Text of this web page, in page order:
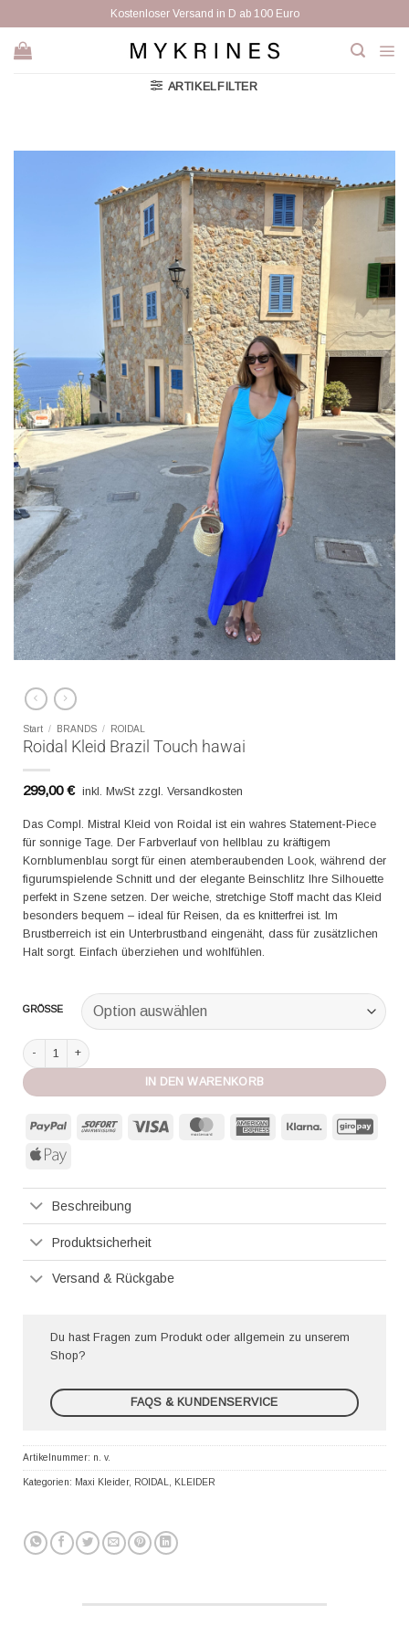
Inhalt
springen
Kostenloser Versand in D ab 100 Euro
ARTIKELFILTER
Start / BRANDS / ROIDAL
Roidal Kleid Brazil Touch hawai
299,00€ inkl. MwSt zzgl. Versandkosten
Das Compl. Mistral Kleid von Roidal ist ein wahres Statement-Piece
für sonnige Tage. Der Farbverlauf von hellblau zu kräftigem
Kornblumenblau sorgt für einen atemberaubenden Look, während der
figurumspielende Schnitt und der elegante Beinschlitz Ihre Silhouette
perfekt in Szene setzen. Der weiche, stretchige Stoff macht das Kleid
besonders bequem – ideal für Reisen, da es knitterfrei ist. Im
Brustberreich ist ein Unterbrustband eingenäht, dass für zusätzlichen
Halt sorgt. Einfach überziehen und wohlfühlen.
GRÖSSE
Roidal Kleid Brazil Touch hawai Menge
IN DEN WARENKORB
PayPal Sofort MasterCard American
Klarna
Apple
Beschreibung
Produktsicherheit
Versand & Rückgabe
Du hast Fragen zum Produkt oder allgemein zu unserem
Shop?
FAQS & KUNDENSERVICE
Artikelnummer: n. v.
Kategorien: Maxi Kleider, ROIDAL KLEIDER